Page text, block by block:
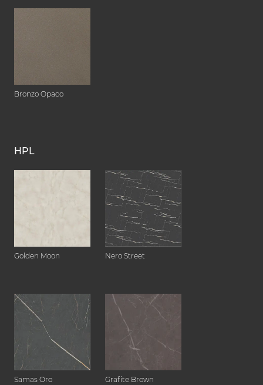
Bronzo Opaco
HPL
Golden Moon Nero Street
Samas Oro Grafite Brown